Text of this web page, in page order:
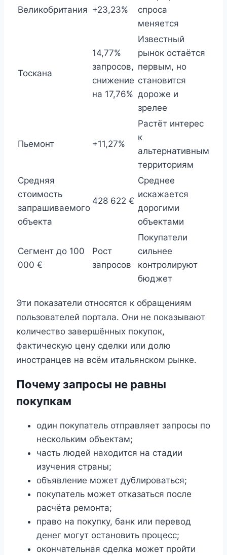
Великобритания +23,23%
спроса
меняется
Тоскана
14,77%
запросов,
снижение
на 17,76%
Известный
рынок остаётся
первым, но
становится
дороже и
зрелее
Пьемонт +11,27%
Растёт интерес
к
альтернативным
территориям
Средняя
стоимость
запрашиваемого
объекта
428 622 €
Среднее
искажается
дорогими
объектами
Сегмент до 100
000 €
Рост
запросов
Покупатели
сильнее
контролируют
бюджет
Эти показатели относятся к обращениям
пользователей портала. Они не показывают
количество завершённых покупок,
фактическую цену сделки или долю
иностранцев на всём итальянском рынке.
Почему запросы не равны
покупкам
один покупатель отправляет запросы по
нескольким объектам;
часть людей находится на стадии
изучения страны;
объявление может дублироваться;
покупатель может отказаться после
расчёта ремонта;
право на покупку, банк или перевод
денег могут остановить процесс;
окончательная сделка может пройти